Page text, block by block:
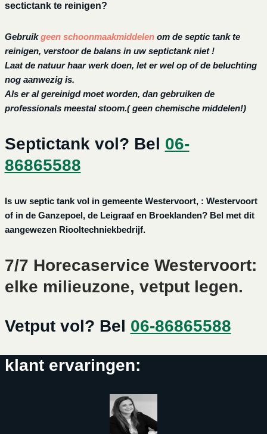
sectictank te reinigen?
Gebruikgeen schoonmaakmiddelen om de septic tank te
reinigen, verstoor de balans in uw septictank niet !
Laat de natuur haar werk doen, let er wel op of de beluchting
nog aanwezig is.
Als er al gereinigd moet worden, dan gebruiken de
professionals meestal stoom.( geen chemische middelen!)
Septictank vol? Bel 06-
86865588
Is uw septic tank vol in gemeente Westervoort, : Westervoort
of in de Ganzepoel, de Leigraaf en Broeklanden? Bel met dit
aangewezen Riooltechniekbedrijf.
7/7 Horecaservice Westervoort:
elke milieuzone, vetput legen.
Vetput vol? Bel 06-86865588
klant ervaringen: